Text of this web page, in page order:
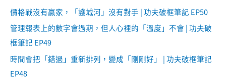
價格戰沒有贏家，「護城河」沒有對手 | 功夫破框筆記 EP50
管理報表上的數字會過期，但人心裡的「溫度」不會 | 功夫破
框筆記 EP49
時間會把「錯過」重新排列，變成「剛剛好」 | 功夫破框筆記
EP48